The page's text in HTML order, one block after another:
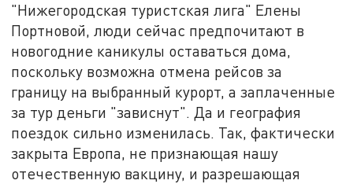
"Нижегородская туристская лига" Елены
Портновой, люди сейчас предпочитают в
новогодние каникулы оставаться дома,
поскольку возможна отмена рейсов за
границу на выбранный курорт, а заплаченные
за тур деньги "зависнут". Да и география
поездок сильно изменилась. Так, фактически
закрыта Европа, не признающая нашу
отечественную вакцину, и разрешающая